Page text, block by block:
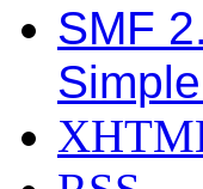
SMF